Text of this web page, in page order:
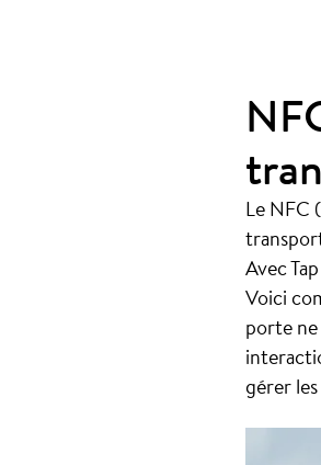
Le NFC
Avec
Voici
porte
gérer